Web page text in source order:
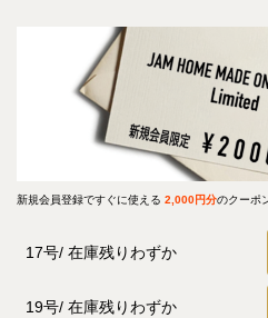
新規会員登録ですぐに使える 2,000円分のクーポ
17号 在庫残りわずか
19号 在庫残りわずか